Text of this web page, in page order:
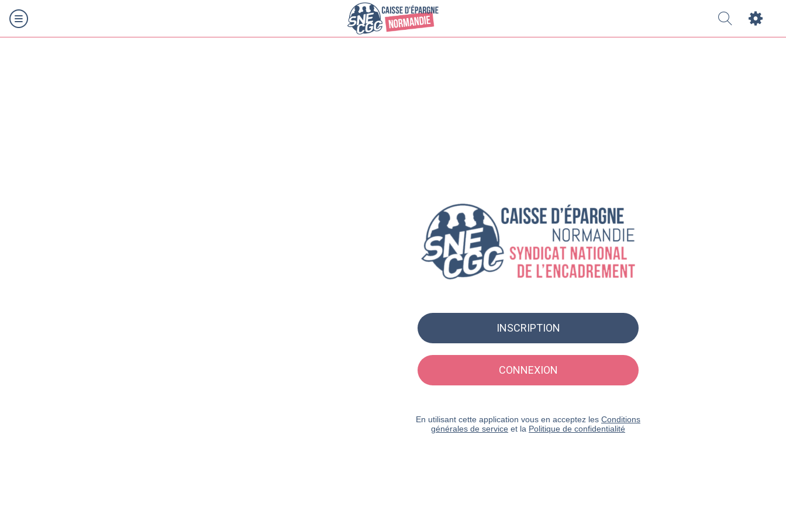
INSCRIPTION
CONNEXION
En utilisant cette application vous en acceptez les Conditions
générales de service et la Politique de confidentialité